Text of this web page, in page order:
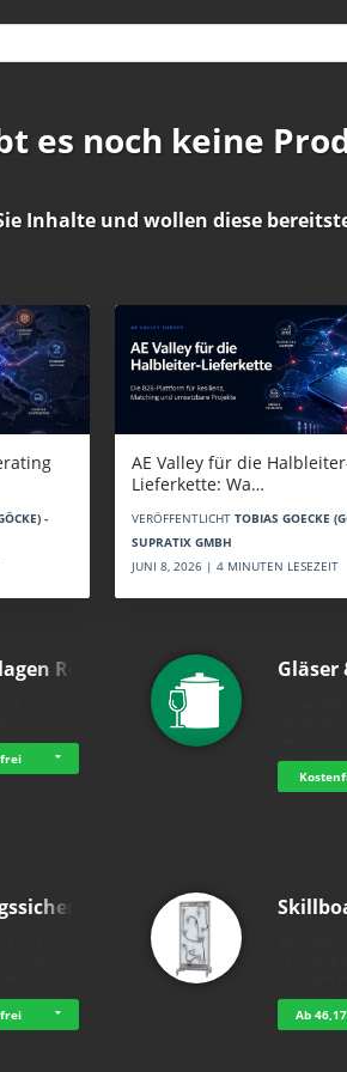
es noch keine
Inhalte und wollen diese
-
AE Valley für die
Lieferkette: Wa…
VERÖFFENTLICHT TOBIAS GOECKE
SUPRATIX GMBH
JUNI 8, 2026 | 4 MINUTEN LESEZEIT
Rein…
und …
Gläser
Learning:
Ab